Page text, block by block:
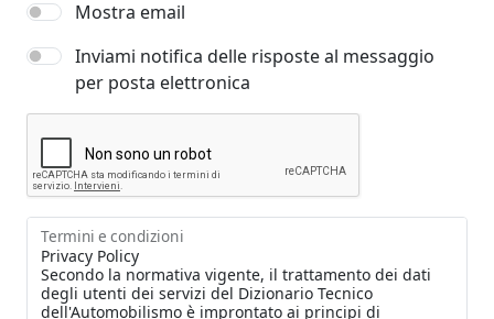
Mostra email
Inviami notifica delle risposte al messaggio
per posta elettronica
Termini e condizioni